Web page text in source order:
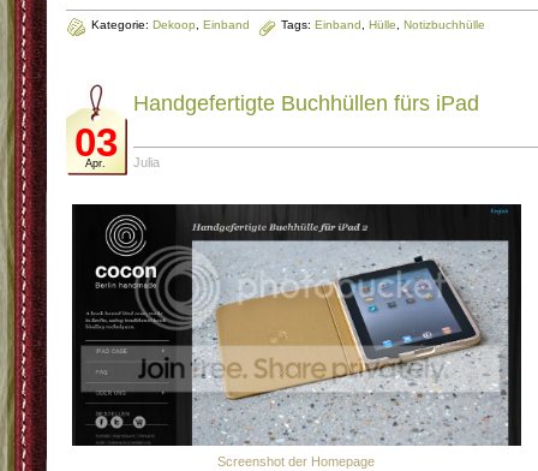
Kategorie: Dekoop Einband Tags: Einband Hülle Notizbuchhülle
03
Apr.
Handgefertigte Buchhüllen fürs iPad
Julia
Screenshot der Homepage